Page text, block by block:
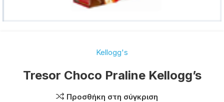
Kellogg's
Tresor Choco Praline Kellogg’s
Προσθήκη στη σύγκριση